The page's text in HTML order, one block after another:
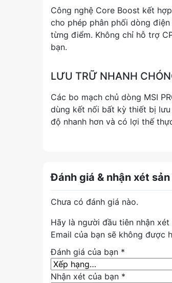
Công nghệ Core Boost kết
cho phép phân phối dòng
từng điểm. Không chỉ hỗ trợ
bạn.
LƯU TRỮ NHANH
Các bo mạch chủ dòng MSI
dùng kết nối bất kỳ thiết bị
độ nhanh hơn và có lợi thế
Đánh giá & nhận xét
Chưa có đánh giá nào.
Hãy là người đầu tiên nhận xét
Email của bạn sẽ không được
Đánh giá của bạn *
Nhận xét của bạn *